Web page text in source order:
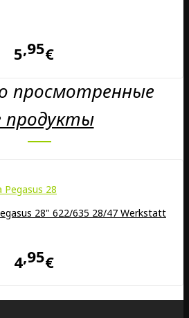
5 95€
просмотренные
продукты
28" 622/635 28/47 Werkstatt
4 95€